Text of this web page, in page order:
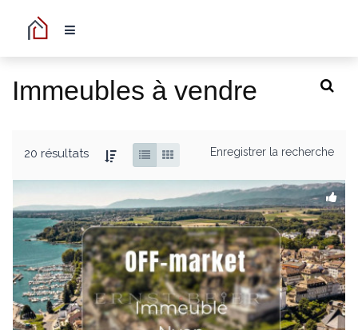
Immeubles à vendre
20 résultats Enregistrer la recherche